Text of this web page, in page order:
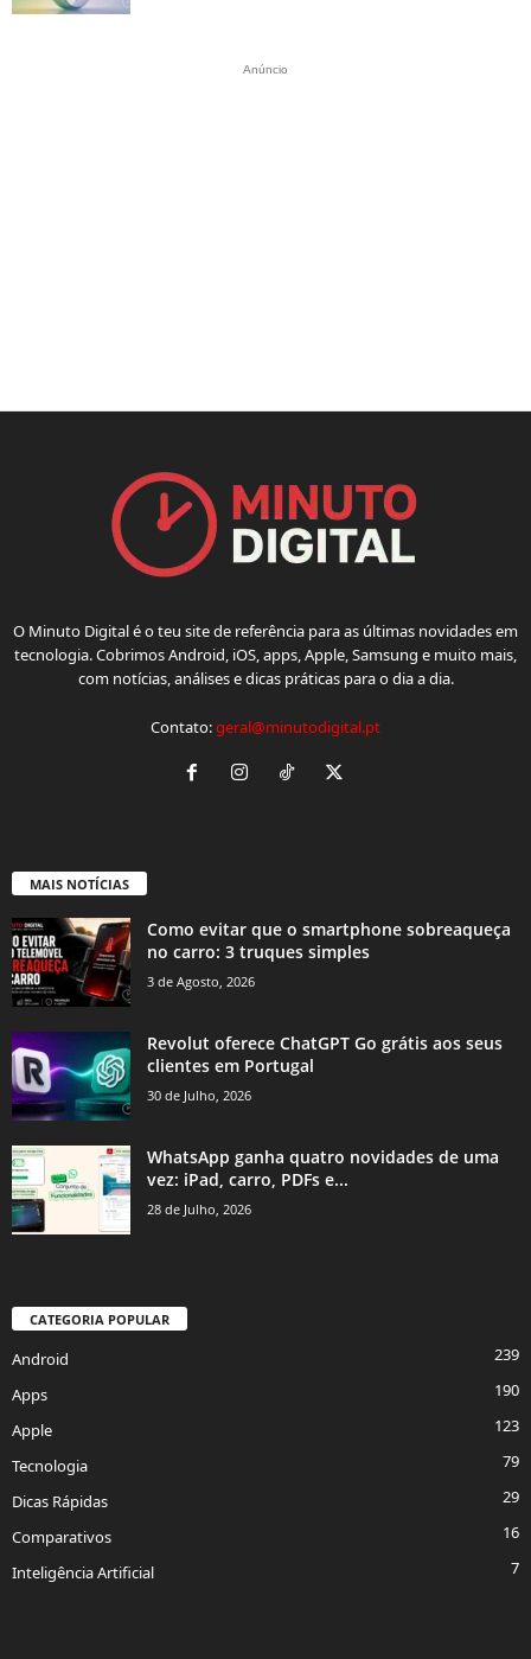
Anúncio
O Minuto Digital é o teu site de referência para as últimas novidades em
tecnologia. Cobrimos Android, iOS, apps, Apple, Samsung e muito mais,
com notícias, análises e dicas práticas para o dia a dia.
Contato:geral@minutodigital.pt
MAIS NOTÍCIAS
Como evitar que o smartphone sobreaqueça
no carro: 3 truques simples
3 de Agosto, 2026
Revolut oferece ChatGPT Go grátis aos seus
clientes em Portugal
30 de Julho, 2026
WhatsApp ganha quatro novidades de uma
vez: iPad, carro, PDFs e...
28 de Julho, 2026
CATEGORIA POPULAR
Android
239
Apps
190
Apple
123
Tecnologia
79
Dicas Rápidas
29
Comparativos
16
Inteligência Artificial
7